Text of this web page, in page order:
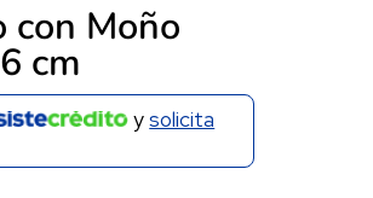
con Moño
cm
ysolicita